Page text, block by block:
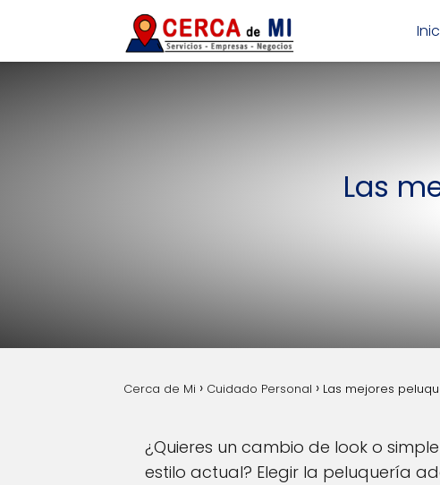
Las
Cerca de Mi Cuidado Personal Las mejores
¿Quieres un cambio de look o
estilo actual? Elegir la peluquería